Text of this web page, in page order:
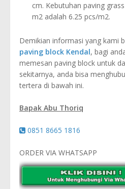
cm. Kebutuhan paving
m2 adalah 6.25 pcs/m2.
Demikian informasi yang kami
paving block Kendal, bagi
memesan paving block untuk
sekitarnya, anda bisa
tertera di bawah ini.
Bapak Abu Thoriq
0851 8665 1816
ORDER VIA WHATSAPP